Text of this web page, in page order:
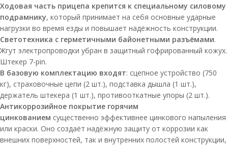
Ходовая часть прицепа крепится к специальному силовому
подрамнику, который принимает на себя основные ударные
нагрузки во время езды и повышает надёжность конструкции.
Светотехника с герметичными байонетными разъёмами.
Жгут электропроводки убран в защитный гофрированный кожух.
Штекер 7-pin.
В базовую комплектацию входят: сцепное устройство (750
кг), страховочные цепи (2 шт.), подставка дышла (1 шт.),
держатель штекера (1 шт.), противооткатные упоры (2 шт.).
Антикоррозийное покрытие горячим
цинкованием существенно эффективнее цинкового напыления
или краски. Оно создаёт надёжную защиту от коррозии как
внешних поверхностей, так и внутренних полостей конструкции,